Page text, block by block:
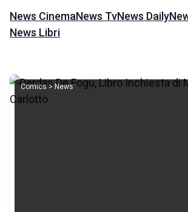
News CinemaNews TvNews Daily
News Libri
Comics > News